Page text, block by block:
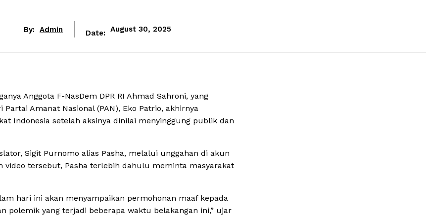
By: Admin Date: August 30, 2025
Anggota F-NasDem DPR RI Ahmad Sahroni, yang
Amanat Nasional (PAN), Eko Patrio, akhirnya
Indonesia setelah aksinya dinilai menyinggung publik dan
Sigit Purnomo alias Pasha, melalui unggahan di akun
tersebut, Pasha terlebih dahulu meminta masyarakat
hari ini akan menyampaikan permohonan maaf kepada
polemik yang terjadi beberapa waktu belakangan ini,” ujar